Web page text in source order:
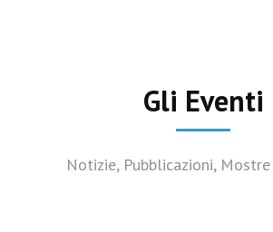
Gli Eventi
Notizie, Pubblicazioni,